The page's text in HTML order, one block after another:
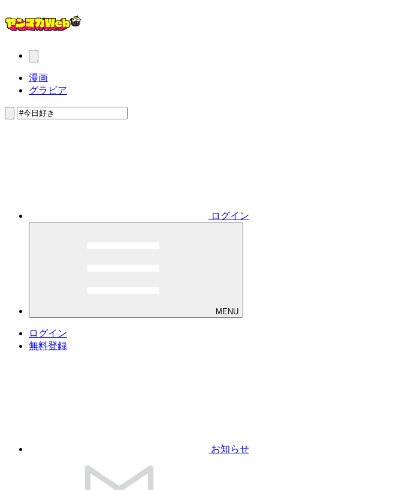
漫画
グラビア
ログイン
MENU
ログイン
無料登録
お知らせ